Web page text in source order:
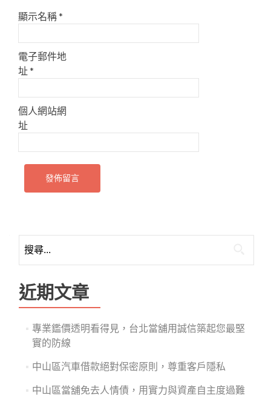
顯示名稱*
電子郵件地
址*
個人網站網
址
尋
鍵
字:
近期文章
專業鑑價透明看得見，台北當舖用誠信築起您最堅
實的防線
中山區汽車借款絕對保密原則，尊重客戶隱私
中山區當舖免去人情債，用實力與資產自主度過難